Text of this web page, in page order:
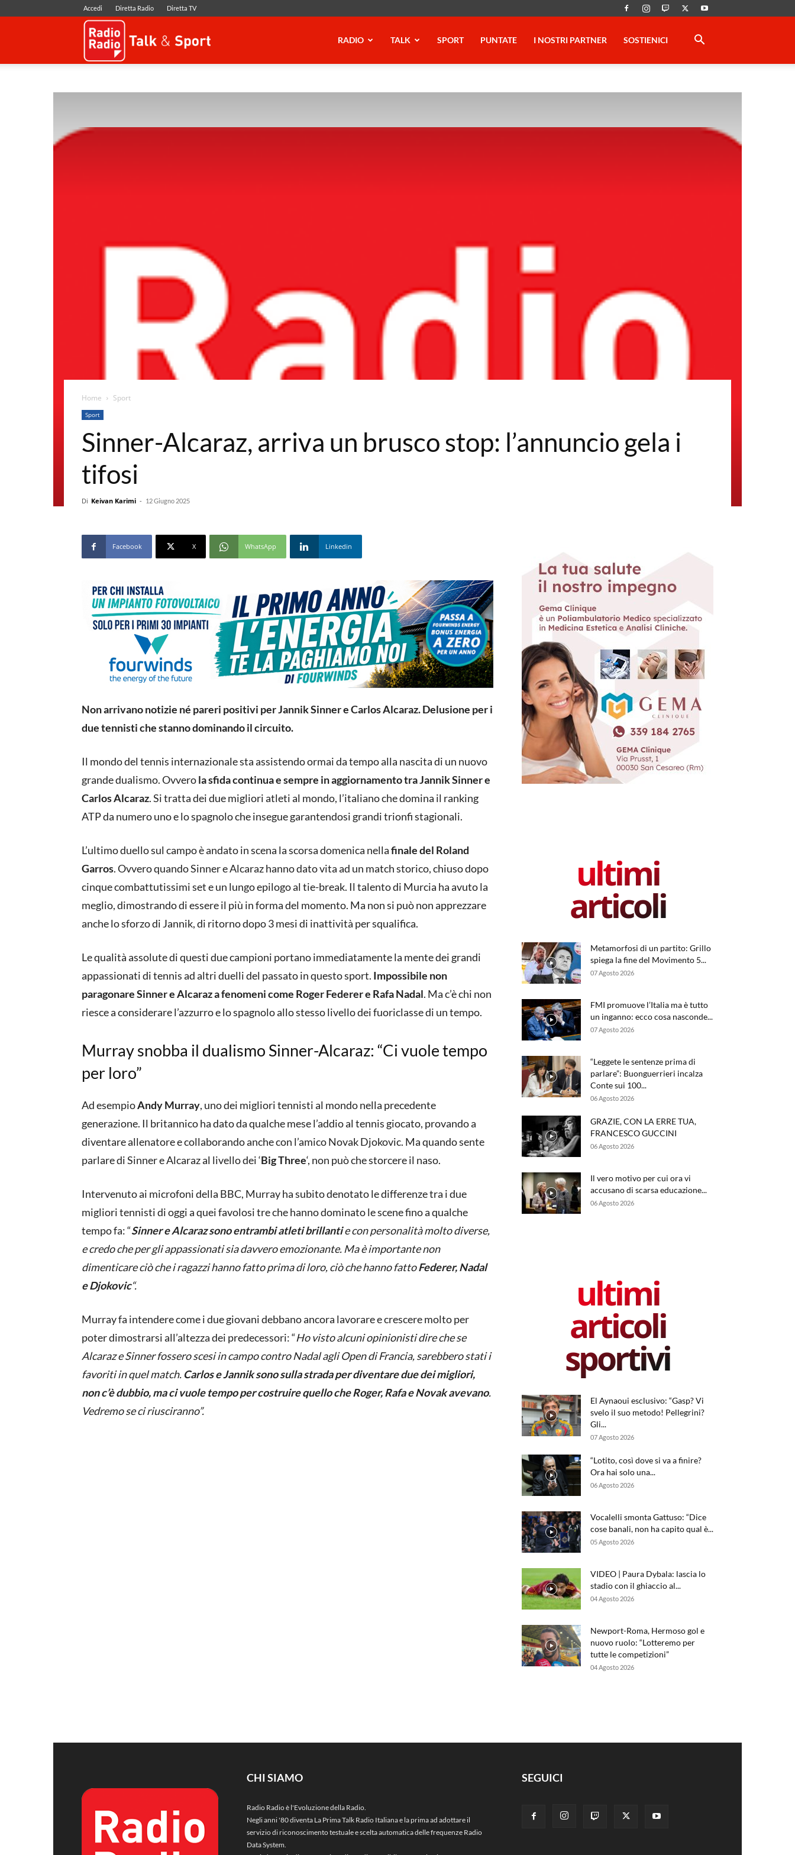
Accedi Diretta Radio Diretta TV
RADIO TALK SPORT PUNTATE I NOSTRI PARTNER SOSTIENICI
Home Sport
Sport
Sinner-Alcaraz, arriva un brusco stop: l’annuncio gela i
tifosi
Di Keivan Karimi - 12 Giugno 2025
Facebook X WhatsApp Linkedin
Non arrivano notizie né pareri positivi per Jannik Sinner e Carlos Alcaraz. Delusione per i
due tennisti che stanno dominando il circuito.
Il mondo del tennis internazionale sta assistendo ormai da tempo alla nascita di un nuovo
grande dualismo. Ovverola sfida continua e sempre in aggiornamento tra Jannik Sinner e
Carlos Alcaraz. Si tratta dei due migliori atleti al mondo, l’italiano che domina il ranking
ATP da numero uno e lo spagnolo che insegue garantendosi grandi trionfi stagionali.
L’ultimo duello sul campo è andato in scena la scorsa domenica nellafinale del Roland
Garros. Ovvero quando Sinner e Alcaraz hanno dato vita ad un match storico, chiuso dopo
cinque combattutissimi set e un lungo epilogo al tie-break. Il talento di Murcia ha avuto la
meglio, dimostrando di essere il più in forma del momento. Ma non si può non apprezzare
anche lo sforzo di Jannik, di ritorno dopo 3 mesi di inattività per squalifica.
Le qualità assolute di questi due campioni portano immediatamente la mente dei grandi
appassionati di tennis ad altri duelli del passato in questo sport. Impossibile non
paragonare Sinner e Alcaraz a fenomeni come Roger Federer e Rafa Nadal. Ma c’è chi non
riesce a considerare l’azzurro e lo spagnolo allo stesso livello dei fuoriclasse di un tempo.
Murray snobba il dualismo Sinner-Alcaraz: “Ci vuole tempo
per loro”
Ad esempioAndy Murray, uno dei migliori tennisti al mondo nella precedente
generazione. Il britannico ha dato da qualche mese l’addio al tennis giocato, provando a
diventare allenatore e collaborando anche con l’amico Novak Djokovic. Ma quando sente
parlare di Sinner e Alcaraz al livello dei ‘Big Three‘, non può che storcere il naso.
Intervenuto ai microfoni della BBC, Murray ha subito denotato le differenze tra i due
migliori tennisti di oggi a quei favolosi tre che hanno dominato le scene fino a qualche
tempo fa: “Sinner e Alcaraz sono entrambi atleti brillantie con personalità molto diverse,
e credo che per gli appassionati sia davvero emozionante. Ma è importante non
dimenticare ciò che i ragazzi hanno fatto prima di loro, ciò che hanno fattoFederer, Nadal
e Djokovic“.
Murray fa intendere come i due giovani debbano ancora lavorare e crescere molto per
poter dimostrarsi all’altezza dei predecessori: “Ho visto alcuni opinionisti dire che se
Alcaraz e Sinner fossero scesi in campo contro Nadal agli Open di Francia, sarebbero stati i
favoriti in quel match. Carlos e Jannik sono sulla strada per diventare due dei migliori,
non c’è dubbio, ma ci vuole tempo per costruire quello che Roger, Rafa e Novak avevano.
Vedremo se ci riusciranno”.
ultimi
articoli
Metamorfosi di un partito: Grillo
spiega la fine del Movimento 5...
07 Agosto 2026
FMI promuove l’Italia ma è tutto
un inganno: ecco cosa nasconde...
07 Agosto 2026
“Leggete le sentenze prima di
parlare”: Buonguerrieri incalza
Conte sui 100...
06 Agosto 2026
GRAZIE, CON LA ERRE TUA,
FRANCESCO GUCCINI
06 Agosto 2026
Il vero motivo per cui ora vi
accusano di scarsa educazione...
06 Agosto 2026
ultimi
articoli
sportivi
El Aynaoui esclusivo: “Gasp? Vi
svelo il suo metodo! Pellegrini?
Gli...
07 Agosto 2026
“Lotito, così dove si va a finire?
Ora hai solo una...
06 Agosto 2026
Vocalelli smonta Gattuso: “Dice
cose banali, non ha capito qual è...
05 Agosto 2026
VIDEO | Paura Dybala: lascia lo
stadio con il ghiaccio al...
04 Agosto 2026
Newport-Roma, Hermoso gol e
nuovo ruolo: “Lotteremo per
tutte le competizioni”
04 Agosto 2026
CHI SIAMO
Radio Radio è l'Evoluzione della Radio.
Negli anni '80 diventa La Prima Talk Radio Italiana e la prima ad adottare il
servizio di riconoscimento testuale e scelta automatica delle frequenze Radio
Data System.
SEGUICI